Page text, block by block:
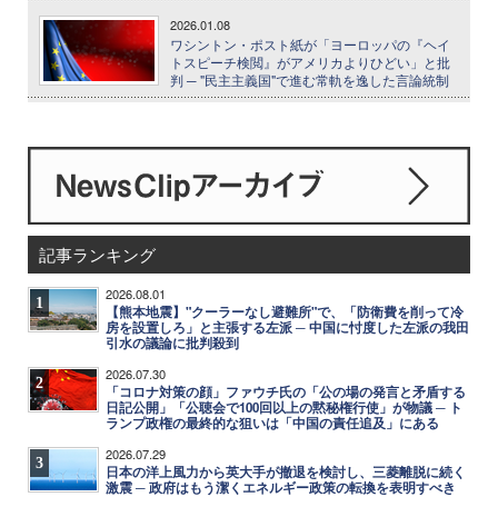
2026.01.08
ワシントン・ポスト紙が「ヨーロッパの『ヘイ
トスピーチ検閲』がアメリカよりひどい」と批
判 ─ "民主主義国"で進む常軌を逸した言論統制
記事ランキング
1 2026.08.01
【熊本地震】"クーラーなし避難所"で、「防衛費を削って冷
房を設置しろ」と主張する左派 ─ 中国に忖度した左派の我田
引水の議論に批判殺到
2 2026.07.30
「コロナ対策の顔」ファウチ氏の「公の場の発言と矛盾する
日記公開」「公聴会で100回以上の黙秘権行使」が物議 ─ ト
ランプ政権の最終的な狙いは「中国の責任追及」にある
3 2026.07.29
日本の洋上風力から英大手が撤退を検討し、三菱離脱に続く
激震 ─ 政府はもう潔くエネルギー政策の転換を表明すべき